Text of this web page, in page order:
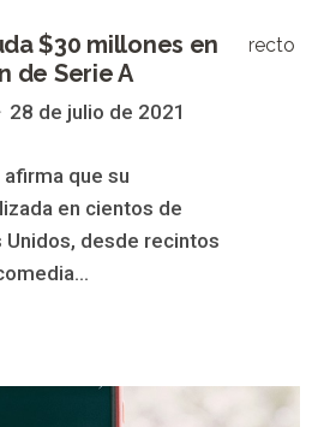
$30 millones en
de Serie A
28 de julio de 2021
que su
en cientos de
desde recintos